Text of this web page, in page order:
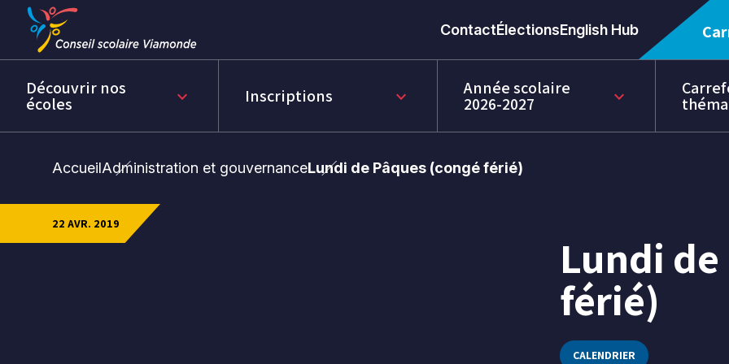
Passer
Passer
contenu
ContactÉlectionsEnglish Hub
Découvrir nos
écoles keyboard_arrow_down Inscriptions keyboard_arrow_down Année scolaire
2026-2027 keyboard_arrow_down
AccueilAdministration et gouvernanceLundi de Pâques (congé férié)
22 AVR. 2019
22
avr.
2019
Lundi
férié)
CALENDRIER